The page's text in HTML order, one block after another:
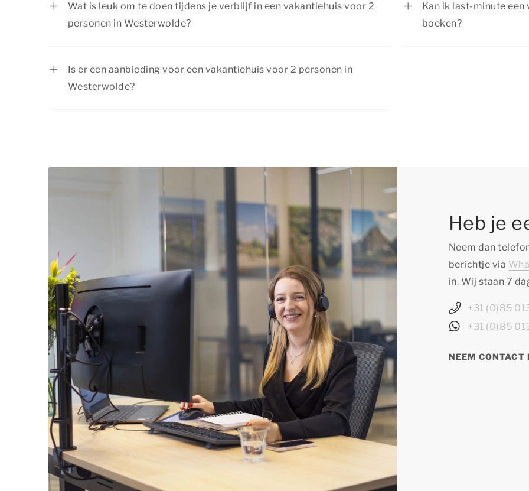
Wat is leuk om te doen tijdens je verblijf in een vakantiehuis voor 2
personen in Westerwolde?
Kan ik last-minute
boeken?
Is er een aanbieding voor een vakantiehuis voor 2 personen in
Westerwolde?
Heb je
Neem dan
berichtje via
in. Wij staan 7
+31 (0)85
+31 (0)85
NEEM CONTACT